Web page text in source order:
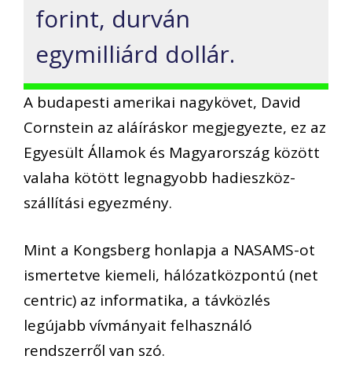
forint, durván
egymilliárd dollár.
A budapesti amerikai nagykövet, David
Cornstein az aláíráskor megjegyezte, ez az
Egyesült Államok és Magyarország között
valaha kötött legnagyobb hadieszköz-
szállítási egyezmény.
Mint a Kongsberg honlapja a NASAMS-ot
ismertetve kiemeli, hálózatközpontú (net
centric) az informatika, a távközlés
legújabb vívmányait felhasználó
rendszerről van szó.